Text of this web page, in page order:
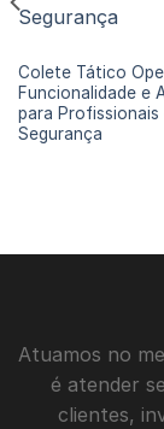
Colete Tático
Funcionalidade e
para Profissionais
Segurança
Atuamos no
é atender
clientes,